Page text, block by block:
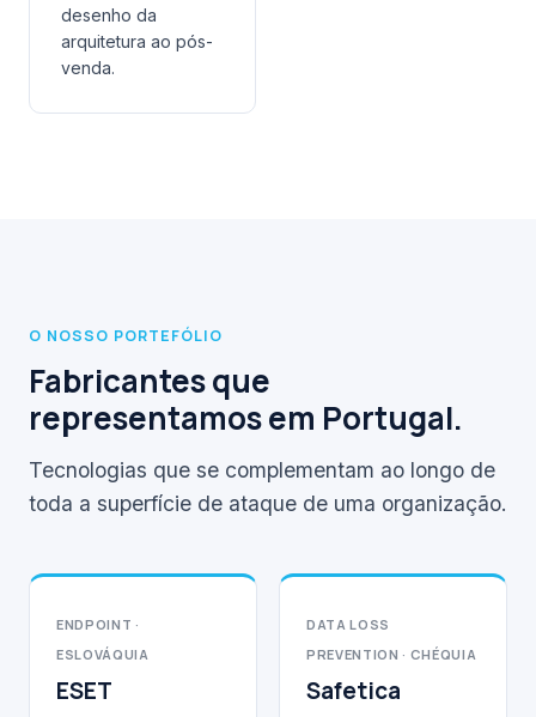
desenho da
arquitetura ao pós-
venda.
O NOSSO PORTEFÓLIO
Fabricantes que
representamos em Portugal.
Tecnologias que se complementam ao longo de
toda a superfície de ataque de uma organização.
ENDPOINT ·
ESLOVÁQUIA
ESET
DATA LOSS
PREVENTION · CHÉQUIA
Safetica